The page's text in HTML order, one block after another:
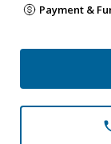
Payment &